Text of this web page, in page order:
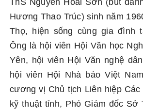
ThS Nguyễn Hoài Sơn (bút
Hương Thao Trúc) sinh năm
Thọ, hiện sống cùng gia đình
Ông là hội viên Hội Văn học
Yên, hội viên Hội Văn nghệ
hội viên Hội Nhà báo Việt
cương vị Chủ tịch Liên hiệp
kỹ thuật tỉnh, Phó Giám đốc Sở